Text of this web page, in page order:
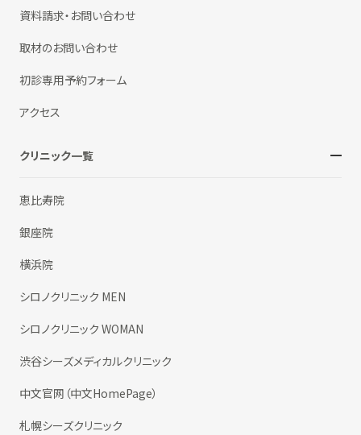
資料請求・お問い合わせ
取材のお問い合わせ
初診専用予約フォーム
アクセス
クリニック一覧
恵比寿院
銀座院
横浜院
シロノクリニック MEN
シロノクリニック WOMAN
渋谷シーズメディカルクリニック
中文官网（中文HomePage）
札幌シーズクリニック